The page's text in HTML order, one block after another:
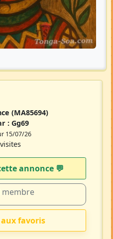
(MA85694)
: Gg69
15/07/26
annonce 💬​
membre
favoris